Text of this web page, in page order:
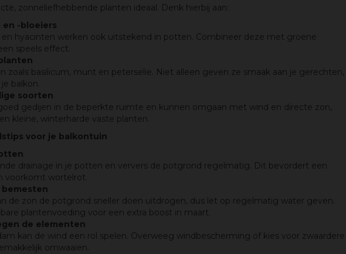
zonneliefhebbende planten ideaal. Denk hierbij aan:
en -bloeiers
en hyacinten werken ook uitstekend in potten. Combineer deze met groene
speels effect.
zoals basilicum, munt en peterselie. Niet alleen geven ze smaak aan je gerechten,
balkon.
soorten
gedijen in de beperkte ruimte en kunnen omgaan met wind en directe zon,
kleine, winterharde vaste planten.
voor je balkontuin
drainage in je potten en ververs de potgrond regelmatig. Dit bevordert een
voorkomt wortelrot.
de zon de potgrond sneller doen uitdrogen, dus let op regelmatig water geven.
plantenvoeding voor een extra boost in maart.
de elementen
kan de wind een rol spelen. Overweeg windbescherming of kies voor zwaardere
omwaaien.